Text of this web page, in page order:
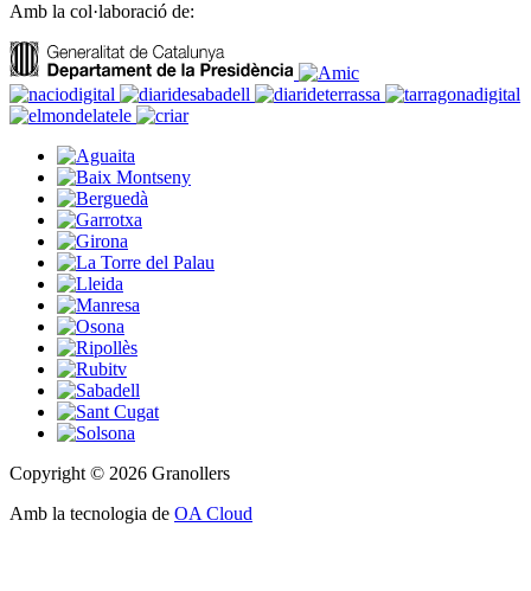
Amb la col·laboració de:
Copyright © 2026 Granollers
Amb la tecnologia de OA Cloud